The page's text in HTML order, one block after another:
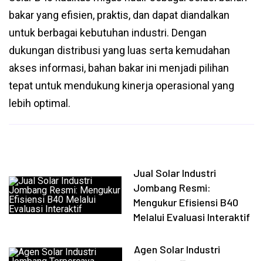
bakar yang efisien, praktis, dan dapat diandalkan
untuk berbagai kebutuhan industri. Dengan
dukungan distribusi yang luas serta kemudahan
akses informasi, bahan bakar ini menjadi pilihan
tepat untuk mendukung kinerja operasional yang
lebih optimal.
Jual Solar Industri
Jombang Resmi:
Mengukur Efisiensi B40
Melalui Evaluasi Interaktif
Agen Solar Industri